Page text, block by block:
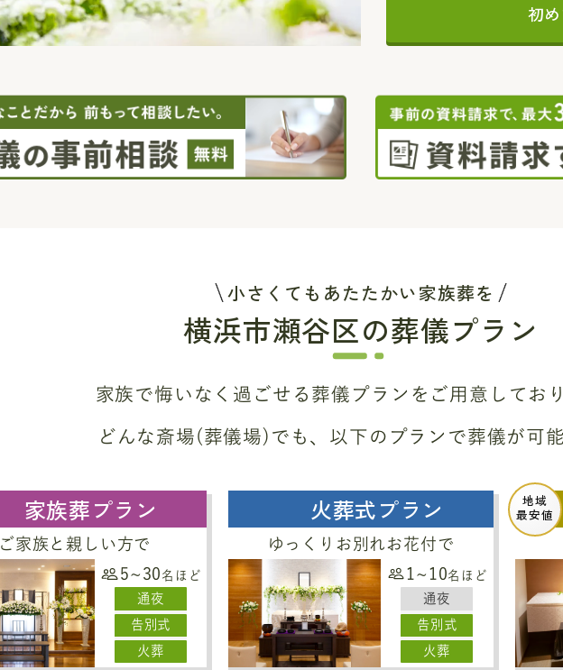
初
小さくてもあたたかい家族葬を
横浜市瀬谷区の葬儀プラン
家族で悔いなく過ごせる葬儀プラン をご用意してお
どんな斎場(葬儀場)でも、 以下のプランで葬儀が可
家族葬プラン
ご家族と親しい方で
5~30 名ほど
通夜
告別式
火葬
火葬式プラン
ゆっくりお別れお花付で
1~10名ほど
通夜
告別式
火葬
地域
最安値